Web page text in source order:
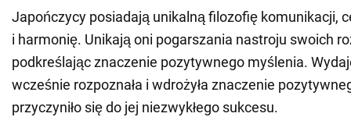
Japończycy posiadają unikalną filozofię komunikacji,
i harmonię. Unikają oni pogarszania nastroju swoich
podkreślając znaczenie pozytywnego myślenia.
wcześnie rozpoznała i wdrożyła znaczenie
przyczyniło się do jej niezwykłego sukcesu.